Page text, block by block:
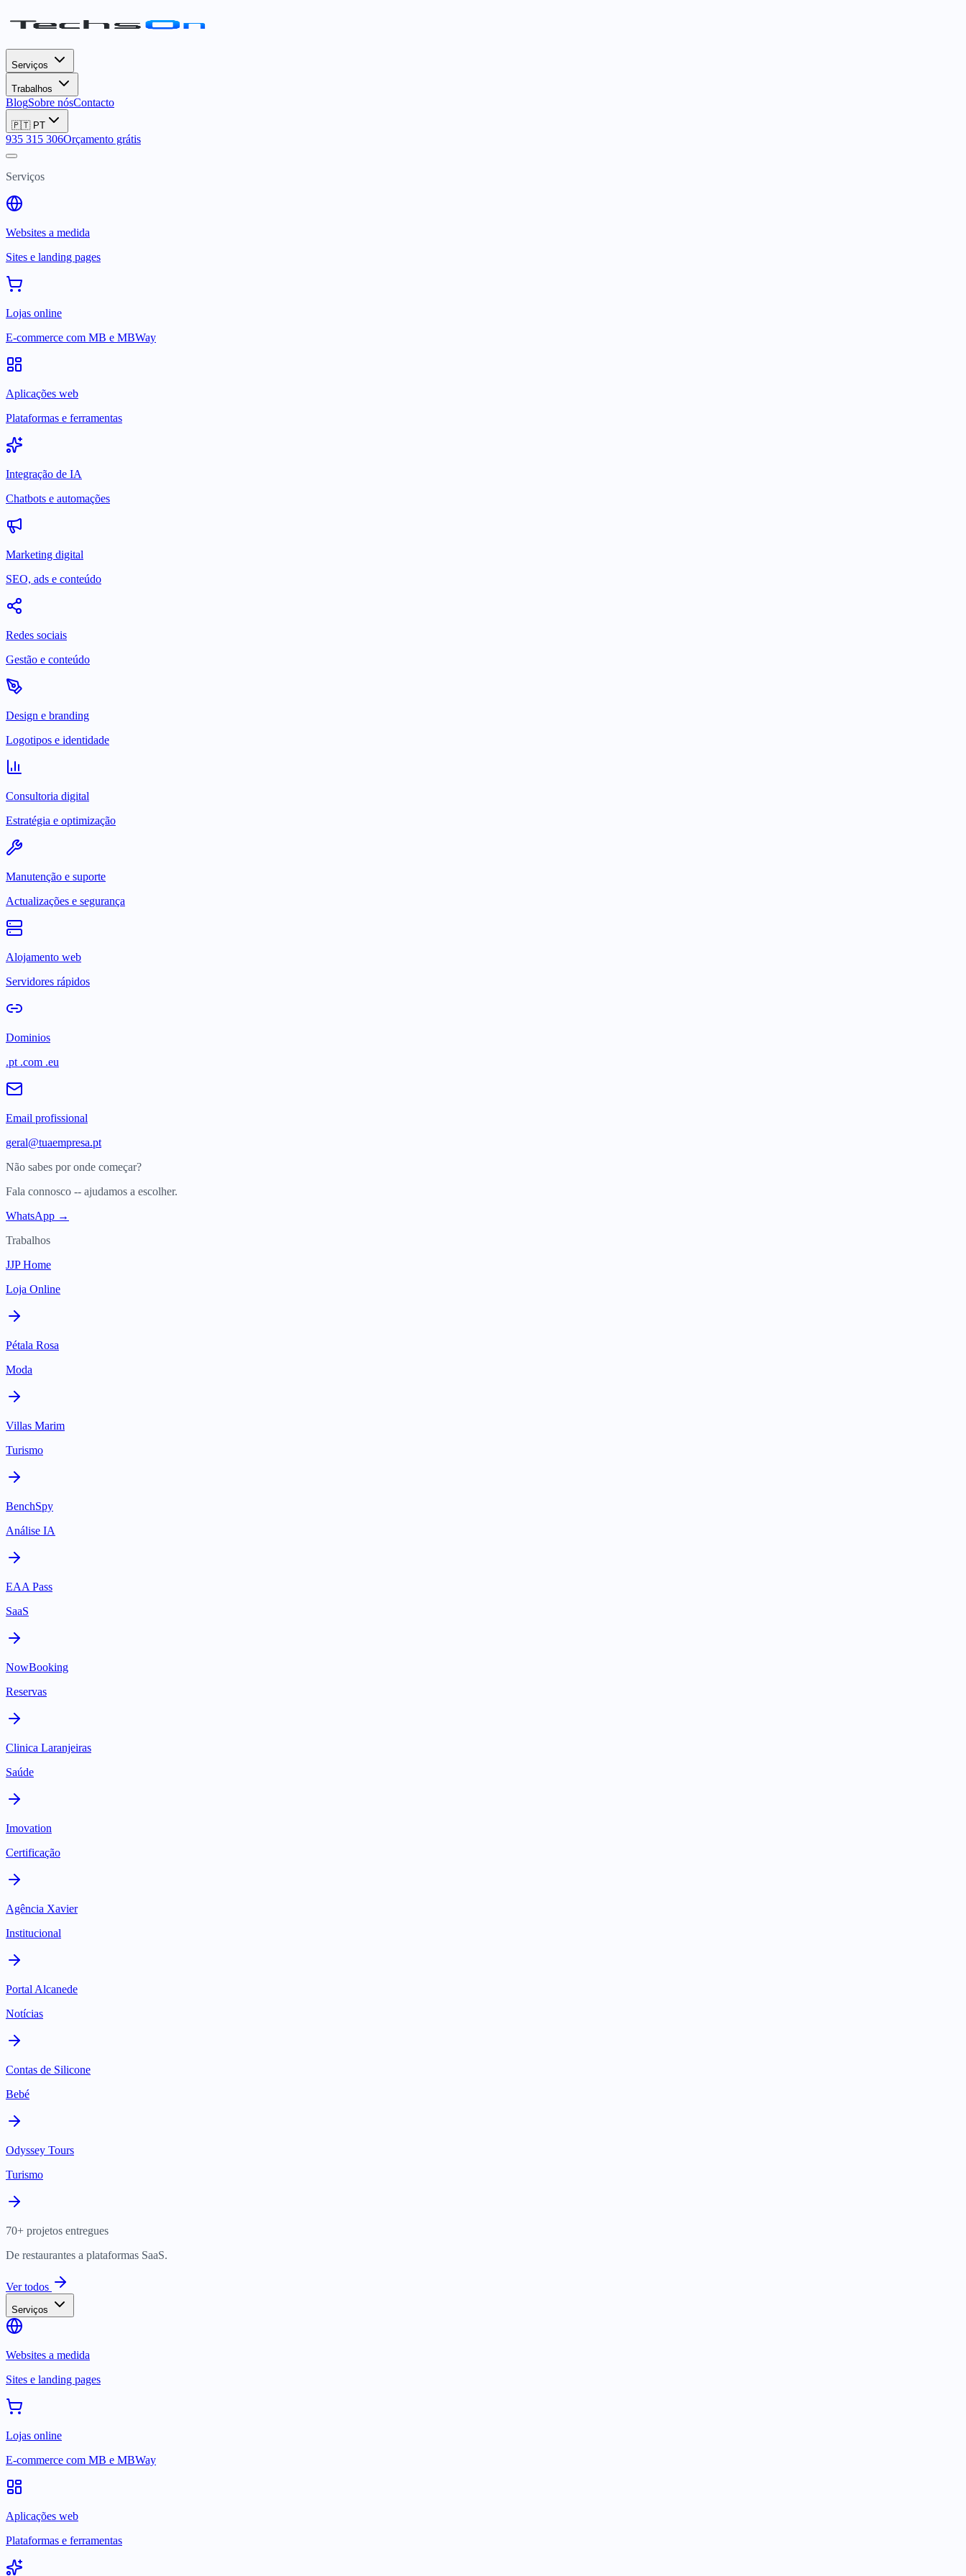
Serviços
Trabalhos
BlogSobre nósContacto
🇵🇹 PT
935 315 306Orçamento grátis
Serviços
Websites a medida
Sites e landing pages
Lojas online
E-commerce com MB e MBWay
Aplicações web
Plataformas e ferramentas
Integração de IA
Chatbots e automações
Marketing digital
SEO, ads e conteúdo
Redes sociais
Gestão e conteúdo
Design e branding
Logotipos e identidade
Consultoria digital
Estratégia e optimização
Manutenção e suporte
Actualizações e segurança
Alojamento web
Servidores rápidos
Dominios
.pt .com .eu
Email profissional
geral@tuaempresa.pt
Não sabes por onde começar?
Fala connosco -- ajudamos a escolher.
WhatsApp →
Trabalhos
JJP Home
Loja Online
Pétala Rosa
Moda
Villas Marim
Turismo
BenchSpy
Análise IA
EAA Pass
SaaS
NowBooking
Reservas
Clinica Laranjeiras
Saúde
Imovation
Certificação
Agência Xavier
Institucional
Portal Alcanede
Notícias
Contas de Silicone
Bebé
Odyssey Tours
Turismo
70+ projetos entregues
De restaurantes a plataformas SaaS.
Ver todos
Serviços
Websites a medida
Sites e landing pages
Lojas online
E-commerce com MB e MBWay
Aplicações web
Plataformas e ferramentas